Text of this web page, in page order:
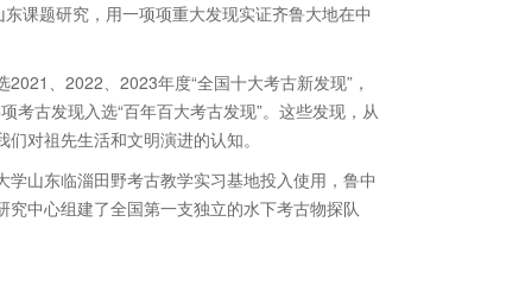
课题研究，用一项项重大发现实证齐鲁大地在中
、2022、2023年度“全国十大考古新发现”，
考古发现入选“百年百大考古发现”。这些发现，从
对祖先生活和文明演进的认知。
山东临淄田野考古教学实习基地投入使用，鲁中
中心组建了全国第一支独立的水下考古物探队